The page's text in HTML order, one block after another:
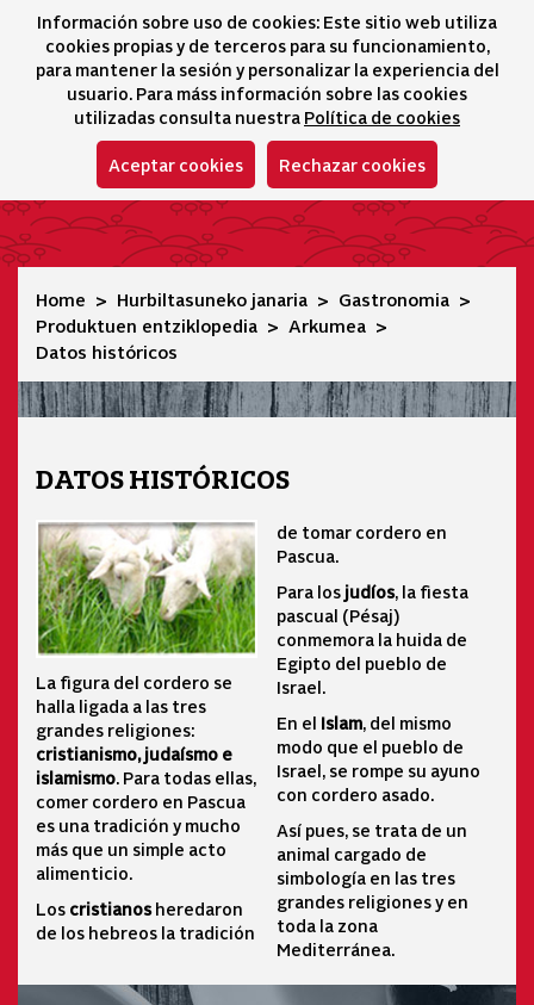
Información sobre uso de cookies: Este sitio web utiliza
cookies propias y de terceros para su funcionamiento,
para mantener la sesión y personalizar la experiencia del
usuario. Para máss información sobre las cookies
utilizadas consulta nuestra Política de cookies
Aceptar cookies Rechazar cookies
Hizkuntza-
icono
Datos históricos
Home Hurbiltasuneko janaria
Gastronomia
Produktuen entziklopedia
Arkumea
Datos históricos
DATOS HISTÓRICOS
La figura del cordero se
halla ligada a las tres
grandes religiones:
cristianismo, judaísmo e
islamismo. Para todas ellas,
comer cordero en Pascua
es una tradición y mucho
más que un simple acto
alimenticio.
Los cristianosheredaron
de los hebreos la tradición
de tomar cordero en
Pascua.
Para los judíos, la fiesta
pascual (Pésaj)
conmemora la huida de
Egipto del pueblo de
Israel.
En el Islam, del mismo
modo que el pueblo de
Israel, se rompe su ayuno
con cordero asado.
Así pues, se trata de un
animal cargado de
simbología en las tres
grandes religiones y en
toda la zona
Mediterránea.